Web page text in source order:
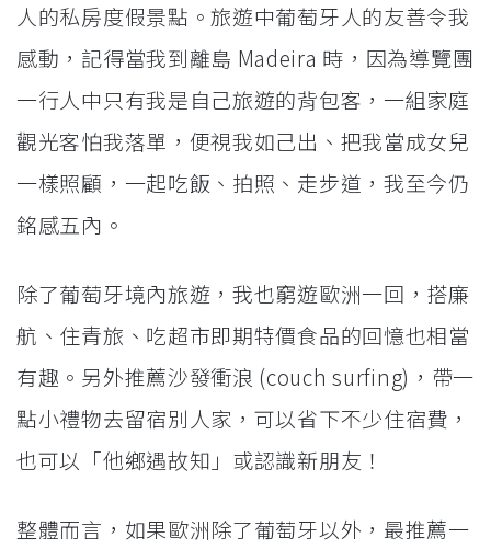
人的私房度假景點。旅遊中葡萄牙人的友善令我
感動，記得當我到離島 Madeira 時，因為導覽團
一行人中只有我是自己旅遊的背包客，一組家庭
觀光客怕我落單，便視我如己出、把我當成女兒
一樣照顧，一起吃飯、拍照、走步道，我至今仍
銘感五內。
除了葡萄牙境內旅遊，我也窮遊歐洲一回，搭廉
航、住青旅、吃超市即期特價食品的回憶也相當
有趣。另外推薦沙發衝浪 (couch surfing)，帶一
點小禮物去留宿別人家，可以省下不少住宿費，
也可以「他鄉遇故知」或認識新朋友！
整體而言，如果歐洲除了葡萄牙以外，最推薦一